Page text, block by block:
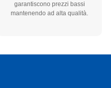
mantenendo ad alta qualità.